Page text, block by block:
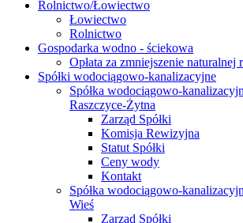
Rolnictwo/Łowiectwo
Łowiectwo
Rolnictwo
Gospodarka wodno - ściekowa
Opłata za zmniejszenie naturalnej
Spółki wodociągowo-kanalizacyjne
Spółka wodociągowo-
Raszczyce-Żytna
Zarząd Spółki
Komisja Rewizyjna
Statut Spółki
Ceny wody
Kontakt
Spółka wodociągowo-
Wieś
Zarząd Spółki